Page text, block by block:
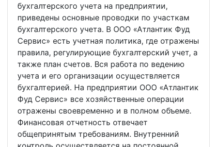
бухгалтерского учета на предприятии,
приведены основные проводки по участкам
бухгалтерского учета. В ООО «Атлантик Фуд
Сервис» есть учетная политика, где отражены
правила, регулирующие бухгалтерский учет, а
также план счетов. Вся работа по ведению
учета и его организации осуществляется
бухгалтерией. На предприятии ООО «Атлантик
Фуд Сервис» все хозяйственные операции
отражены своевременно и в полном объеме.
Финансовая отчетность отвечает
общепринятым требованиям. Внутренний